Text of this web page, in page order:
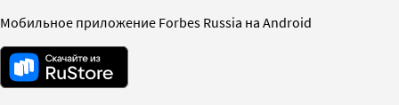
Мобильное приложение Forbes Russia на Android